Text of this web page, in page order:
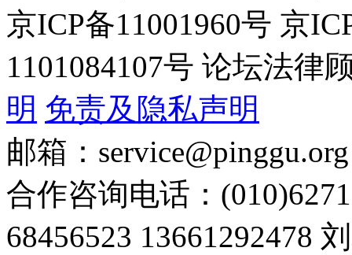
京ICP备11001960号 京
1101084107号 论坛法律
明 免责及隐私声明
邮箱：service@pinggu.org
合作咨询电话：
68456523 13661292478